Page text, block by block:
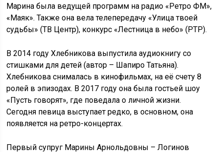
Марина была ведущей программ на радио «Ретро ФМ»,
«Маяк». Также она вела телепередачу «Улица твоей
судьбы» (ТВ Центр), конкурс «Лестница в небо» (РТР).
В 2014 году Хлебникова выпустила аудиокнигу со
стишками для детей (автор – Шапиро Татьяна).
Хлебникова снималась в кинофильмах, на её счету 8
ролей в эпизодах. В 2017 году она была гостьей шоу
«Пусть говорят», где поведала о личной жизни.
Сегодня певица выступает редко, в основном, она
появляется на ретро-концертах.
Первый супруг Марины Арнольдовны – Логинов